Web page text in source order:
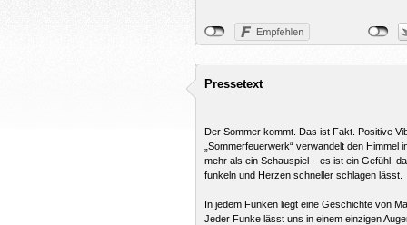
Pressetext
Der Sommer kommt. Das ist Fakt. Positive
„Sommerfeuerwerk“ verwandelt den
mehr als ein Schauspiel – es ist ein Gefühl,
funkeln und Herzen schneller schlagen lässt.
In jedem Funken liegt eine Geschichte von
Jeder Funke lässt uns in einem einzigen